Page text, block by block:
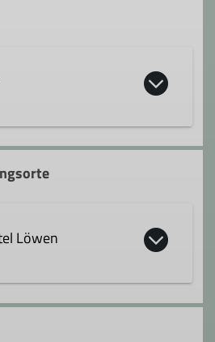
tuebingen.de
Löwen
Hotel Löwen